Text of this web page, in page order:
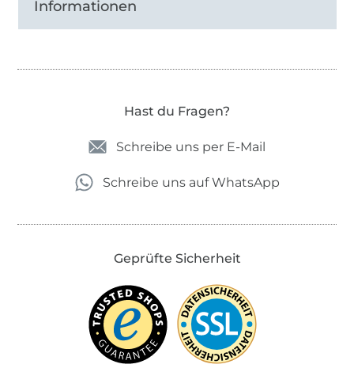
Informationen
Hast du Fragen?
Schreibe uns per E-Mail
Schreibe uns auf WhatsApp
Geprüfte Sicherheit